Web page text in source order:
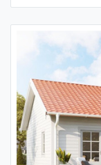
vardagsrummet
snyggt med
Naturligtvis finns
så att din villa